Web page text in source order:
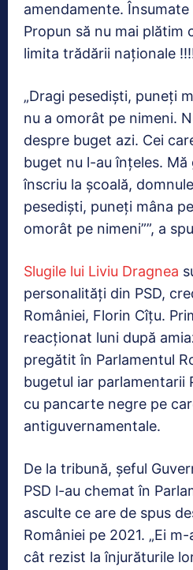
amendamente. Însumate
Propun să nu mai plătim
limita trădării naționale
„Dragi pesediști, puneți
nu a omorât pe nimeni.
despre buget azi. Cei
buget nu l-au înțeles. Mă
înscriu la școală,
pesediști, puneți mâna
omorât pe nimeni””, a
Slugile lui Liviu Dragnea
personalități din PSD,
României, Florin Cîțu.
reacționat luni după
pregătit în Parlamentul
bugetul iar parlamentarii
cu pancarte negre pe
antiguvernamentale.
De la tribună, șeful
PSD l-au chemat în
asculte ce are de spus
României pe 2021. „Ei
cât rezist la înjurăturile